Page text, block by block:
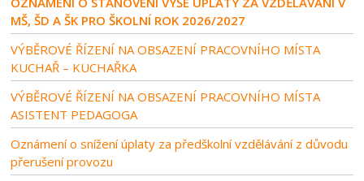
MŠ, ŠD A ŠK PRO ŠKOLNÍ ROK 2026/2027
VÝBĚROVÉ ŘÍZENÍ NA OBSAZENÍ PRACOVNÍHO MÍSTA
KUCHAŘ – KUCHAŘKA
VÝBĚROVÉ ŘÍZENÍ NA OBSAZENÍ PRACOVNÍHO MÍSTA
ASISTENT PEDAGOGA
Oznámení o snížení úplaty za předškolní vzdělávání z důvodu
přerušení provozu